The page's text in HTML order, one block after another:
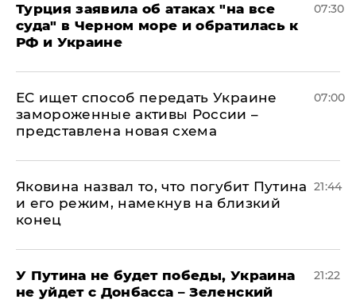
Турция заявила об атаках "на все
суда" в Черном море и обратилась к
РФ и Украине
07:30
ЕС ищет способ передать Украине
замороженные активы России –
представлена новая схема
07:00
Яковина назвал то, что погубит Путина
и его режим, намекнув на близкий
конец
21:44
У Путина не будет победы, Украина
не уйдет с Донбасса – Зеленский
21:22